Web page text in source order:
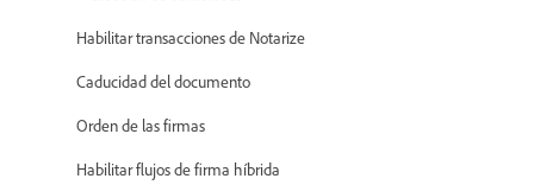
Habilitar transacciones de Notarize
Caducidad del documento
Orden de las firmas
Habilitar flujos de firma híbrida